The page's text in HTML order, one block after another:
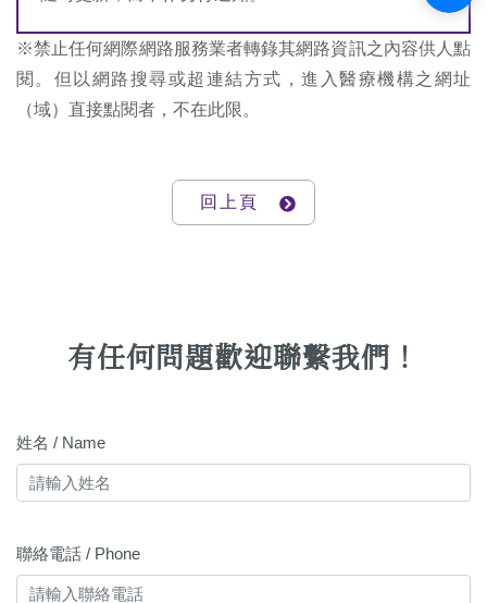
※禁止任何網際網路服務業者轉錄其網路資訊之內容供人點
閱。但以網路搜尋或超連結方式，進入醫療機構之網址
（域）直接點閱者，不在此限。
回上頁
有任何問題歡迎聯繫我們！
姓名 / Name
聯絡電話 / Phone